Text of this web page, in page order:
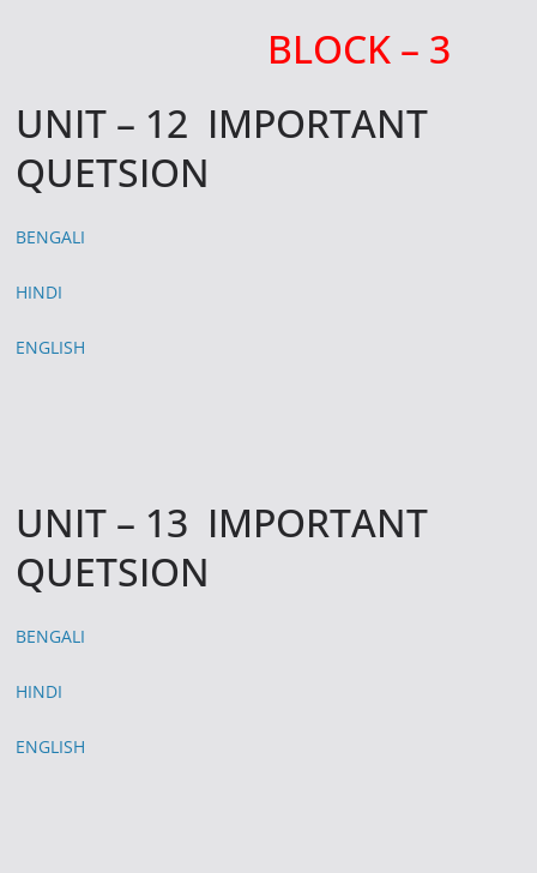
BLOCK – 3
UNIT – 12 IMPORTANT
QUETSION
BENGALI
HINDI
ENGLISH
UNIT – 13 IMPORTANT
QUETSION
BENGALI
HINDI
ENGLISH